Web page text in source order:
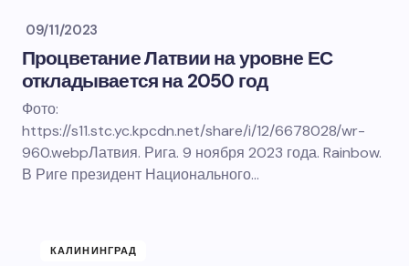
09/11/2023
Процветание Латвии на уровне ЕС
откладывается на 2050 год
Фото:
https://s11.stc.yc.kpcdn.net/share/i/12/6678028/wr-
960.webpЛатвия. Рига. 9 ноября 2023 года. Rainbow.
В Риге президент Национального…
КАЛИНИНГРАД